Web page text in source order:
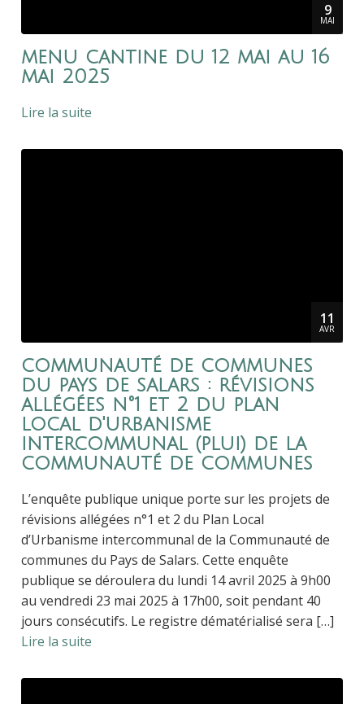
9
MAI
menu cantine du 12 mai au 16
mai 2025
Lire la suite
11
AVR
communauté de communes
du pays de salars : révisions
allégées n°1 et 2 du plan
local d'urbanisme
intercommunal (plui) de la
communauté de communes
L’enquête publique unique porte sur les projets de
révisions allégées n°1 et 2 du Plan Local
d’Urbanisme intercommunal de la Communauté de
communes du Pays de Salars. Cette enquête
publique se déroulera du lundi 14 avril 2025 à 9h00
au vendredi 23 mai 2025 à 17h00, soit pendant 40
jours consécutifs. Le registre dématérialisé sera […]
Lire la suite